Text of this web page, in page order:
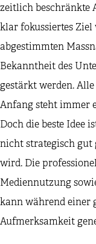
zeitlich beschränkte
klar fokussiertes
abgestimmten
Bekanntheit des
gestärkt werden.
Anfang steht immer
Doch die beste Idee
nicht strategisch
wird. Die
Mediennutzung
kann während einer
Aufmerksamkeit